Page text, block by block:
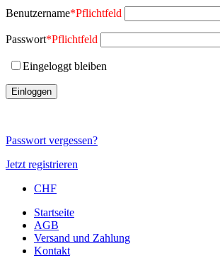
Benutzername*Pflichtfeld
Passwort*Pflichtfeld
Eingeloggt bleiben
Passwort vergessen?
Jetzt registrieren
CHF
Startseite
AGB
Versand und Zahlung
Kontakt